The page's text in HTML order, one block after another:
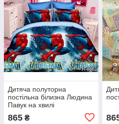
Дитяча полуторна
постільна білизна Людина
Павук на хвилі
865 ₴